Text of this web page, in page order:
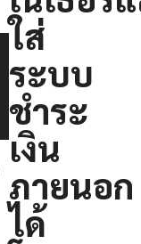
ใส่
ระบบ
ชำระ
เงิน
ภายนอก
ได้
จาก
ของ
Apple
เข้า
มา
ใน
แอป
ได้
แล้ว